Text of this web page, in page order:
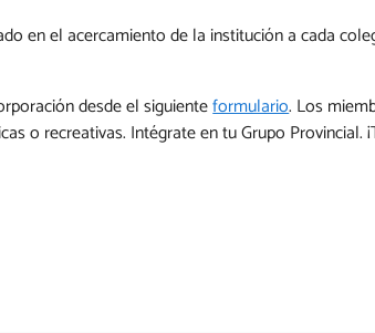
en el acercamiento de la institución a cada
desde el siguienteformulario. Los
o recreativas. Intégrate en tu Grupo Provincial.